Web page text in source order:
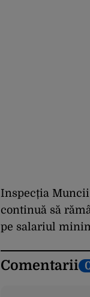
Inspecția
continuă să
pe salariul
Comentarii